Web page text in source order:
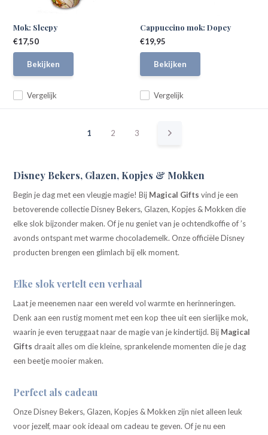
Mok: Sleepy
Vergelijk
€17,50
Bekijken
Cappuccino mok: Dopey
Vergelijk
€19,95
Bekijken
1 2 3
Disney Bekers, Glazen, Kopjes & Mokken
Begin je dag met een vleugje magie! Bij Magical Gifts vind je een
betoverende collectie Disney Bekers, Glazen, Kopjes & Mokken die
elke slok bijzonder maken. Of je nu geniet van je ochtendkoffie of ’s
avonds ontspant met warme chocolademelk. Onze officiële Disney
producten brengen een glimlach bij elk moment.
Elke slok vertelt een verhaal
Laat je meenemen naar een wereld vol warmte en herinneringen.
Denk aan een rustig moment met een kop thee uit een sierlijke mok,
waarin je even teruggaat naar de magie van je kindertijd. Bij Magical
Gifts draait alles om die kleine, sprankelende momenten die je dag
een beetje mooier maken.
Perfect als cadeau
Onze Disney Bekers, Glazen, Kopjes & Mokken zijn niet alleen leuk
voor jezelf, maar ook ideaal om cadeau te geven. Of je nu een